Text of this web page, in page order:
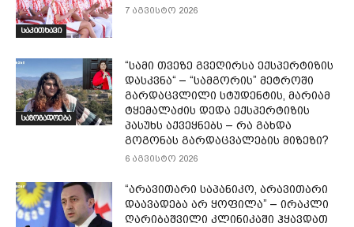
საკითხავი
7 აგვისტო 2026
საზოგადოება
“სამი თვე­ზე გვე­ღირ­სა ექ­სპერ­ტი­ზის
დას­კვნა“ – “სამგორის” მეტროში
გარდაცვლილი სტუდენტის, მარიამ
ტყემალაძის დედა ექსპერტიზის
პასუხს აქვეყნებს – რა გახდა
გოგონას გარდაცვალების მიზეზი?
6 აგვისტო 2026
“არავითარი საპანიკო, არავითარი
დაავადება არ ყოფილა” – ირაკლი
ღარიბაშვილი კლინიკაში ჰყავდათ